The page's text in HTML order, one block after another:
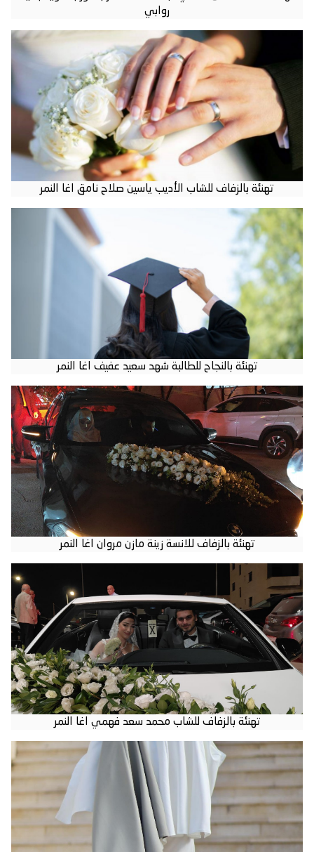
روابي
تهنئة بالزفاف للشاب الأديب ياسين صلاح نامق اغا النمر
تهنئة بالنجاح للطالبة شهد سعيد عفيف اغا النمر
تهنئة بالزفاف للانسة زينة مازن مروان اغا النمر
تهنئة بالزفاف للشاب محمد سعد فهمي اغا النمر